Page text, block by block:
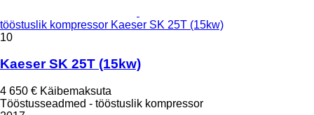
tööstuslik kompressor Kaeser SK 25T (15kw)
10
Kaeser SK 25T (15kw)
4 650 € Käibemaksuta
Tööstusseadmed - tööstuslik kompressor